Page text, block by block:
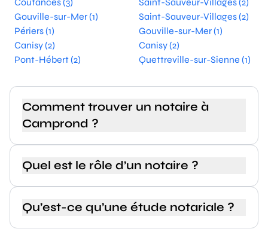
Gouville-sur-Mer (1)
Saint-Sauveur-Villages (2)
Périers (1)
Gouville-sur-Mer (1)
Canisy (2)
Canisy (2)
Pont-Hébert (2)
Quettreville-sur-Sienne (1)
Comment trouver un notaire à
Camprond ?
Quel est le rôle d’un notaire ?
Qu’est-ce qu’une étude notariale ?